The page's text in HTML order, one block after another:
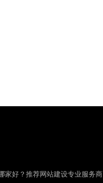
家好？推荐网站建设专业服务商